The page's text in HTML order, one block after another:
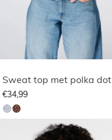
Sweat top met polka dot
€34,99